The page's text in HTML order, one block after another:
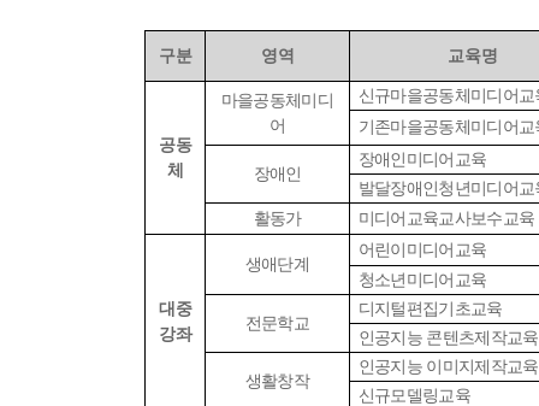
구분 영역 교육명
공동
체
마을공동체미디
어
신규마을공동체미디어교
기존마을공동체미디어교
장애인
장애인미디어교육
발달장애인청년미디어교
활동가
미디어교육교사보수교육
대중
강좌
생애단계
어린이미디어교육
청소년미디어교육
전문학교
디지털편집기초교육
인공지능 콘텐츠제작교육
생활창작
인공지능 이미지제작교육
신규모델링교육